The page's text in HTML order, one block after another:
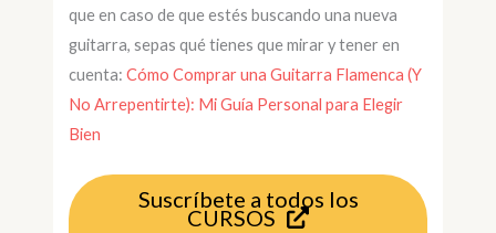
que en caso de que estés buscando una nueva
guitarra, sepas qué tienes que mirar y tener en
cuenta:Cómo Comprar una Guitarra Flamenca (Y
No Arrepentirte): Mi Guía Personal para Elegir
Bien
Suscríbete a todos los
CURSOS